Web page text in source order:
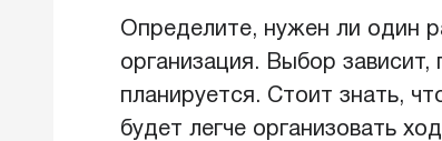
Определите, нужен ли один
организация. Выбор
планируется. Стоит знать,
будет легче организовать